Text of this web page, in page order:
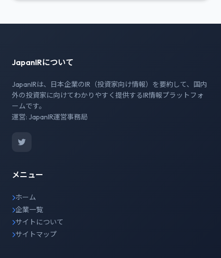
JapanIRについて
JapanIRは、日本企業のIR（投資家向け情報）を要約して、国内
外の投資家に向けてわかりやすく提供するIR情報プラットフォ
ームです。
運営: JapanIR運営事務局
メニュー
ホーム
企業一覧
サイトについて
サイトマップ